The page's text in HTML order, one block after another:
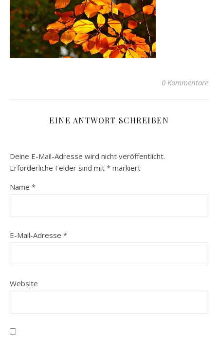
0 Kommentare
EINE ANTWORT SCHREIBEN
Deine E-Mail-Adresse wird nicht veröffentlicht.
Erforderliche Felder sind mit * markiert
Name *
E-Mail-Adresse *
Website